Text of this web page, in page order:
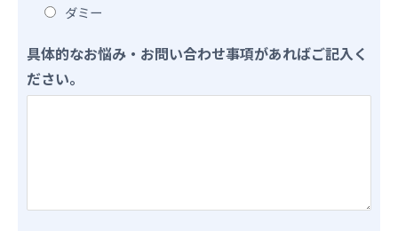
ダミー
具体的なお悩み・お問い合わせ事項があればご記入く
ださい。